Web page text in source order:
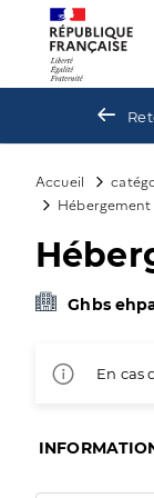
Accueil
Hébergement
Ghbs
En cas
Panneau de gestion